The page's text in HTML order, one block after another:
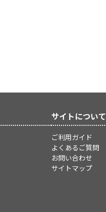
サイトについて
ご利用ガイド
よくあるご質問
お問い合わせ
サイトマップ